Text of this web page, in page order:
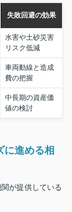
失敗回避の効果
水害や土砂災害
リスク低減
車両動線と造成
費の把握
中長期の資産価
値の検討
に進める相
が提供している